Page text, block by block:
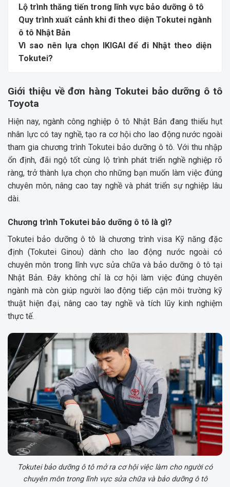
Lộ trình thăng tiến trong lĩnh vực bảo dưỡng ô tô
Quy trình xuất cảnh khi đi theo diện Tokutei ngành
ô tô Nhật Bản
Vì sao nên lựa chọn IKIGAI để đi Nhật theo diện
Tokutei?
Giới thiệu về đơn hàng Tokutei bảo dưỡng ô tô
Toyota
Hiện nay, ngành công nghiệp ô tô Nhật Bản đang thiếu hụt
nhân lực có tay nghề, tạo ra cơ hội cho lao động nước ngoài
tham gia chương trình Tokutei bảo dưỡng ô tô. Với thu nhập
ổn định, đãi ngộ tốt cùng lộ trình phát triển nghề nghiệp rõ
ràng, trở thành lựa chọn cho những bạn muốn làm việc đúng
chuyên môn, nâng cao tay nghề và phát triển sự nghiệp lâu
dài.
Chương trình Tokutei bảo dưỡng ô tô là gì?
Tokutei bảo dưỡng ô tô là chương trình visa Kỹ năng đặc
định (Tokutei Ginou) dành cho lao động nước ngoài có
chuyên môn trong lĩnh vực sửa chữa và bảo dưỡng ô tô tại
Nhật Bản. Đây không chỉ là cơ hội làm việc đúng chuyên
ngành mà còn giúp người lao động tiếp cận môi trường kỹ
thuật hiện đại, nâng cao tay nghề và tích lũy kinh nghiệm
thực tế.
Tokutei bảo dưỡng ô tô mở ra cơ hội việc làm cho người có
chuyên môn trong lĩnh vực sửa chữa và bảo dưỡng ô tô